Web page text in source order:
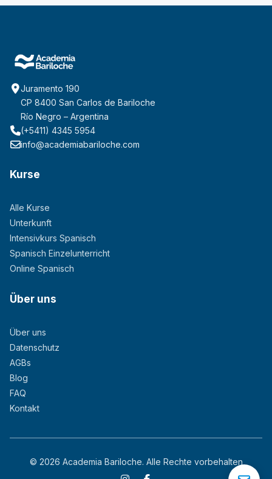
Juramento 190
CP 8400 San Carlos de Bariloche
Río Negro – Argentina
(+5411) 4345 5954
info@academiabariloche.com
Kurse
Alle Kurse
Unterkunft
Intensivkurs Spanisch
Spanisch Einzelunterricht
Online Spanisch
Über uns
Über uns
Datenschutz
AGBs
Blog
FAQ
Kontakt
© 2026 Academia Bariloche. Alle Rechte vorbehalten